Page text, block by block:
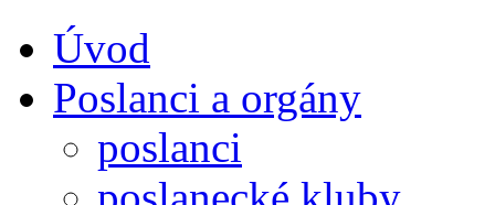
Úvod
Poslanci a orgány
poslanci